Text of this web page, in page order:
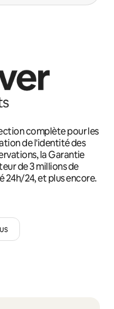
complète pour les
de l'identité des
la Garantie
de 3 millions de
24h/24, et plus encore.